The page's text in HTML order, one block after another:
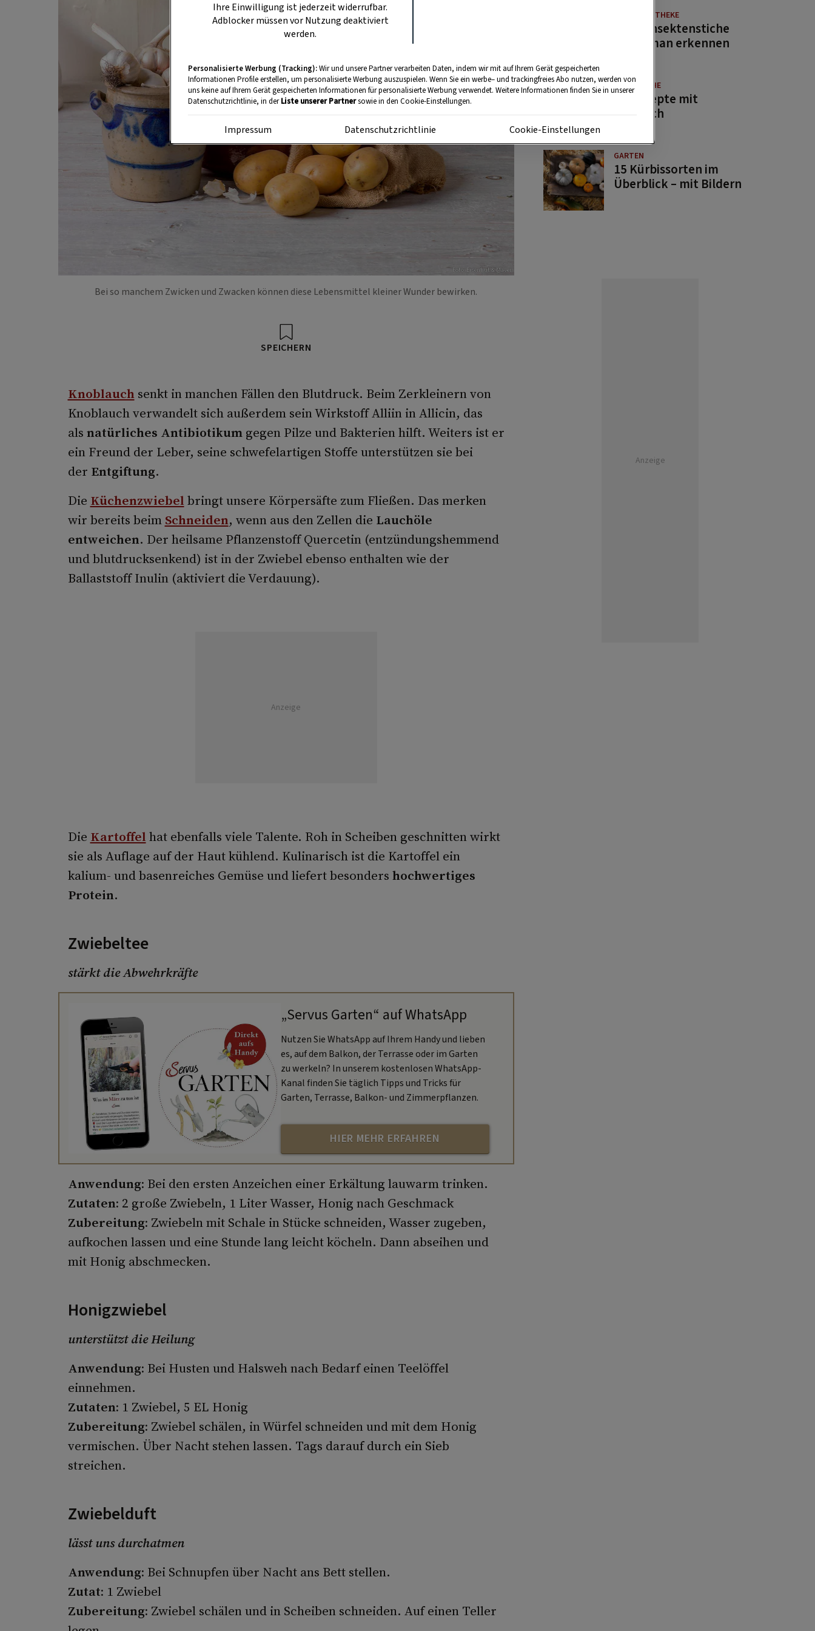
Foto: Eisenhut & Mayer
Bei so manchem Zwicken und Zwacken können diese Lebensmittel kleiner Wunder bewirken.
SPEICHERN
Knoblauchsenkt in manchen Fällen den Blutdruck. Beim Zerkleinern von
Knoblauch verwandelt sich außerdem sein Wirkstoff Alliin in Allicin, das
als natürliches Antibiotikum gegen Pilze und Bakterien hilft. Weiters ist er
ein Freund der Leber, seine schwefelartigen Stoffe unterstützen sie bei
der Entgiftung.
Die Küchenzwiebel bringt unsere Körpersäfte zum Fließen. Das merken
wir bereits beim Schneiden, wenn aus den Zellen die Lauchöle
entweichen. Der heilsame Pflanzenstoff Quercetin (entzündungshemmend
und blutdrucksenkend) ist in der Zwiebel ebenso enthalten wie der
Ballaststoff Inulin (aktiviert die Verdauung).
Anzeige
Die Kartoffel hat ebenfalls viele Talente. Roh in Scheiben geschnitten wirkt
sie als Auflage auf der Haut kühlend. Kulinarisch ist die Kartoffel ein
kalium-­ und basenreiches Gemüse und liefert besonders hochwertiges
Protein.
Zwiebeltee
stärkt die Abwehrkräfte
„Servus Garten“ auf WhatsApp
Nutzen Sie WhatsApp auf Ihrem Handy und lieben
es, auf dem Balkon, der Terrasse oder im Garten
zu werkeln? In unserem kostenlosen WhatsApp-
Kanal finden Sie täglich Tipps und Tricks für
Garten, Terrasse, Balkon- und Zimmerpflanzen.
HIER MEHR ERFAHREN
Anwendung: Bei den ersten Anzeichen einer Erkältung lauwarm trinken.
Zutaten: 2 große Zwiebeln, 1 Liter Wasser, Honig nach Geschmack
Zubereitung: Zwiebeln mit Schale in Stücke schneiden, Wasser zugeben,
aufkochen lassen und eine Stunde lang leicht köcheln. Dann abseihen und
mit Honig abschmecken.
Honigzwiebel
unterstützt die Heilung
Anwendung: Bei Husten und Halsweh nach Bedarf einen Teelöffel
einnehmen.
Zutaten: 1 Zwiebel, 5 EL Honig
Zubereitung: Zwiebel schälen, in Würfel schneiden und mit dem Honig
vermischen. Über Nacht stehen lassen. Tags darauf durch ein Sieb
streichen.
Zwiebelduft
lässt uns durchatmen
Anwendung: Bei Schnupfen über Nacht ans Bett stellen.
Zutat: 1 Zwiebel
Zubereitung: Zwiebel schälen und in Scheiben schneiden. Auf einen Teller
NATURAPOTHEKE
Diese Insektenstiche
sollte man erkennen
GUTE KÜCHE
11 Rezepte mit
Bärlauch
GARTEN
15 Kürbissorten im
Überblick – mit Bildern
Anzeige
Ihre Einwilligung ist jederzeit widerrufbar.
Adblocker müssen vor Nutzung deaktiviert
werden.
Personalisierte Werbung (Tracking):Wir und unsere Partner verarbeiten Daten, indem wir mit auf Ihrem Gerät gespeicherten
Informationen Profile erstellen, um personalisierte Werbung auszuspielen. Wenn Sie ein werbe– und trackingfreies Abo nutzen, werden von
uns keine auf Ihrem Gerät gespeicherten Informationen für personalisierte Werbung verwendet. Weitere Informationen finden Sie in unserer
Datenschutzrichtlinie, in derListe unserer Partnersowie in den Cookie-Einstellungen.
Impressum Datenschutzrichtlinie Cookie-Einstellungen